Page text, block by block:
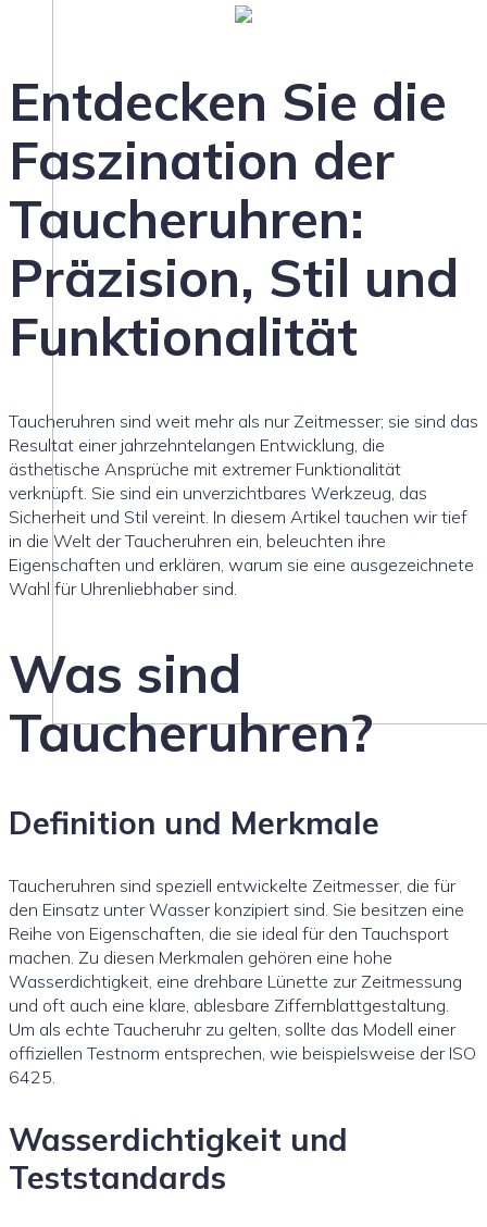
Entdecken Sie die
Faszination der
Taucheruhren:
Präzision, Stil und
Funktionalität
Taucheruhren sind weit mehr als nur Zeitmesser; sie sind das
Resultat einer jahrzehntelangen Entwicklung, die
ästhetische Ansprüche mit extremer Funktionalität
verknüpft. Sie sind ein unverzichtbares Werkzeug, das
Sicherheit und Stil vereint. In diesem Artikel tauchen wir tief
in die Welt der Taucheruhren ein, beleuchten ihre
Eigenschaften und erklären, warum sie eine ausgezeichnete
Wahl für Uhrenliebhaber sind.
Was sind
Taucheruhren?
Definition und Merkmale
Taucheruhren sind speziell entwickelte Zeitmesser, die für
den Einsatz unter Wasser konzipiert sind. Sie besitzen eine
Reihe von Eigenschaften, die sie ideal für den Tauchsport
machen. Zu diesen Merkmalen gehören eine hohe
Wasserdichtigkeit, eine drehbare Lünette zur Zeitmessung
und oft auch eine klare, ablesbare Ziffernblattgestaltung.
Um als echte Taucheruhr zu gelten, sollte das Modell einer
offiziellen Testnorm entsprechen, wie beispielsweise der ISO
6425.
Wasserdichtigkeit und
Teststandards